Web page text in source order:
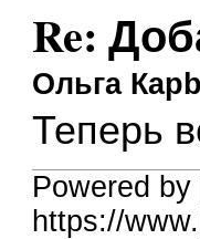
Re:
Ольга
Теперь
Powered
https://